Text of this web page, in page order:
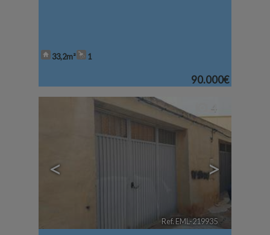
33,2m² 1
90.000€
< >
4
Ref. EML-219935 🔗